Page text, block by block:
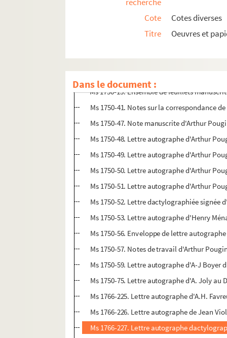
Cote
Cotes diverses
Titre
Oeuvres et
Dans le document :
Oeuvres de Marceline Desbordes-Valmore
Papiers et archives relatifs à Marceline
Notes et correspondances concernant les
Ms 1750-13. Ensemble de feuillets
Ms 1750-41. Notes sur la correspondance
Ms 1750-47. Note manuscrite d'Arthur
Ms 1750-48. Lettre autographe d'Arthur
Ms 1750-49. Lettre autographe d'Arthur
Ms 1750-50. Lettre autographe d'Arthur
Ms 1750-51. Lettre autographe d'Arthur
Ms 1750-52. Lettre dactylographiée signée
Ms 1750-53. Lettre autographe d'Henry
Ms 1750-56. Enveloppe de lettre
Ms 1750-57. Notes de travail d'Arthur
Ms 1750-59. Lettre autographe d'A-J Boyer
Ms 1750-75. Lettre autographe d'A. Joly au
Ms 1766-225. Lettre autographe d'A.H.
Ms 1766-226. Lettre autographe de Jean
Ms 1766-227. Lettre autographe